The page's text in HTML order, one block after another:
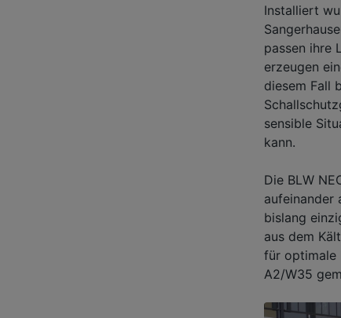
Installiert
passen ihre
erzeugen
diesem Fall
sensible
kann.
Die BLW
aufeinander
bislang
aus dem
für optimale
A2/W35